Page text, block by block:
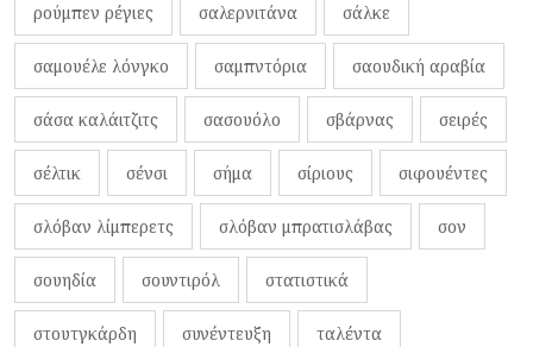
ρούμπεν ρέγιες σαλερνιτάνα σάλκε
σαμουέλε λόνγκο σαμπντόρια σαουδική αραβία
σάσα καλάιτζιτς σασουόλο σβάρνας σειρές
σέλτικ σένσι σήμα σίριους σιφουέντες
σλόβαν λίμπερετς σλόβαν μπρατισλάβας σον
σουηδία σουντιρόλ στατιστικά
στουτγκάρδη συνέντευξη ταλέντα